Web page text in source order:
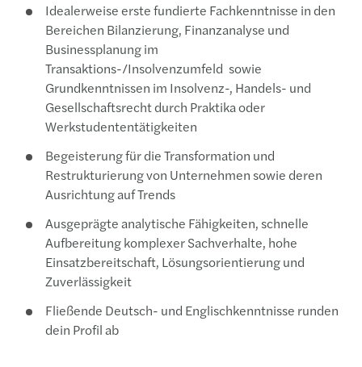
Idealerweise erste fundierte Fachkenntnisse in den
Bereichen Bilanzierung, Finanzanalyse und
Businessplanung im
Transaktions-/Insolvenzumfeld sowie
Grundkenntnissen im Insolvenz-, Handels- und
Gesellschaftsrecht durch Praktika oder
Werkstudententätigkeiten
Begeisterung für die Transformation und
Restrukturierung von Unternehmen sowie deren
Ausrichtung auf Trends
Ausgeprägte analytische Fähigkeiten, schnelle
Aufbereitung komplexer Sachverhalte, hohe
Einsatzbereitschaft, Lösungsorientierung und
Zuverlässigkeit
Fließende Deutsch- und Englischkenntnisse runden
dein Profil ab